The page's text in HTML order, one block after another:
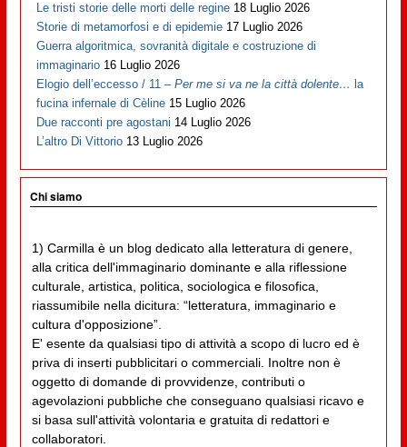
Le tristi storie delle morti delle regine 18 Luglio 2026
Storie di metamorfosi e di epidemie 17 Luglio 2026
Guerra algoritmica, sovranità digitale e costruzione di
immaginario 16 Luglio 2026
Elogio dell’eccesso / 11 –Per me si va ne la città dolente… la
fucina infernale di Cèline 15 Luglio 2026
Due racconti pre agostani 14 Luglio 2026
L’altro Di Vittorio 13 Luglio 2026
Chi siamo
1) Carmilla è un blog dedicato alla letteratura di genere,
alla critica dell'immaginario dominante e alla riflessione
culturale, artistica, politica, sociologica e filosofica,
riassumibile nella dicitura: “letteratura, immaginario e
cultura d'opposizione”.
E' esente da qualsiasi tipo di attività a scopo di lucro ed è
priva di inserti pubblicitari o commerciali. Inoltre non è
oggetto di domande di provvidenze, contributi o
agevolazioni pubbliche che conseguano qualsiasi ricavo e
si basa sull'attività volontaria e gratuita di redattori e
collaboratori.